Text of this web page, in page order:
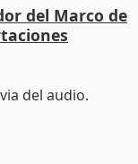
del Marco de